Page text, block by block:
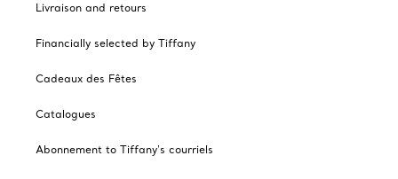
Livraison and retours
Financially selected by Tiffany
Cadeaux des Fêtes
Catalogues
Abonnement to Tiffany's courriels